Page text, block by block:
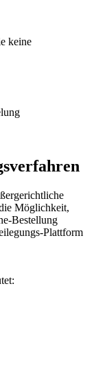
keine
Möglichkeit,
Bestellung
Plattform